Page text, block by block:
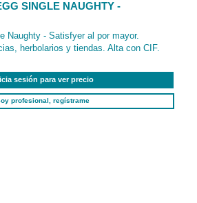
SINGLE NAUGHTY -
Naughty - Satisfyer al por mayor.
herbolarios y tiendas. Alta con CIF.
sesión para ver precio
profesional, regístrame